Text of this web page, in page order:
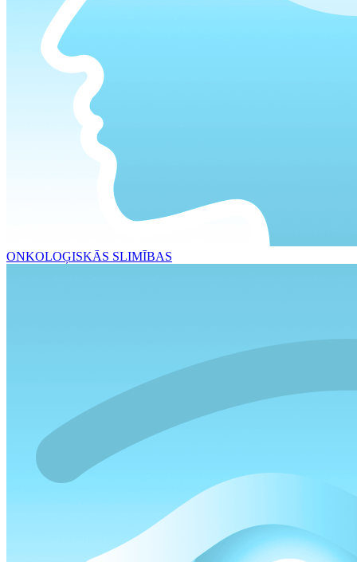
ONKOLOĢISKĀS SLIMĪBAS